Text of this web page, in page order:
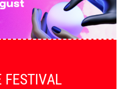
FESTIVAL